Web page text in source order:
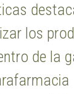
los
de la